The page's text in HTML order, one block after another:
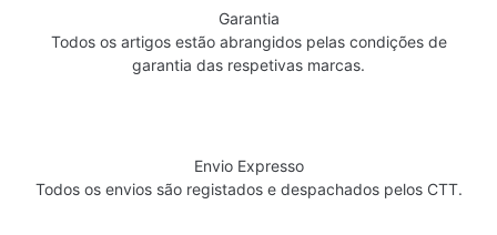
Garantia
Todos os artigos estão abrangidos pelas condições de
garantia das respetivas marcas.
Envio Expresso
Todos os envios são registados e despachados pelos CTT.